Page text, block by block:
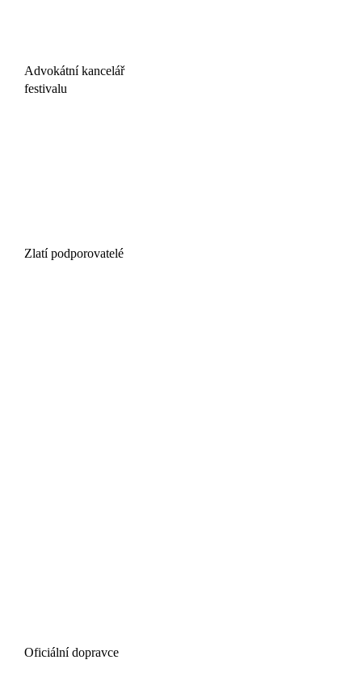
Advokátní kancelář
festivalu
Zlatí podporovatelé
Oficiální dopravce